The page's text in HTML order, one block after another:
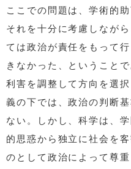
ここでの問題は、学術的
それを十分に考慮しなが
ては政治が責任をもって
きなかった、ということ
利害を調整して方向を選
義の下では、政治の判断
ない。しかし、科学は、
的思惑から独立に社会を
のとして政治によって尊